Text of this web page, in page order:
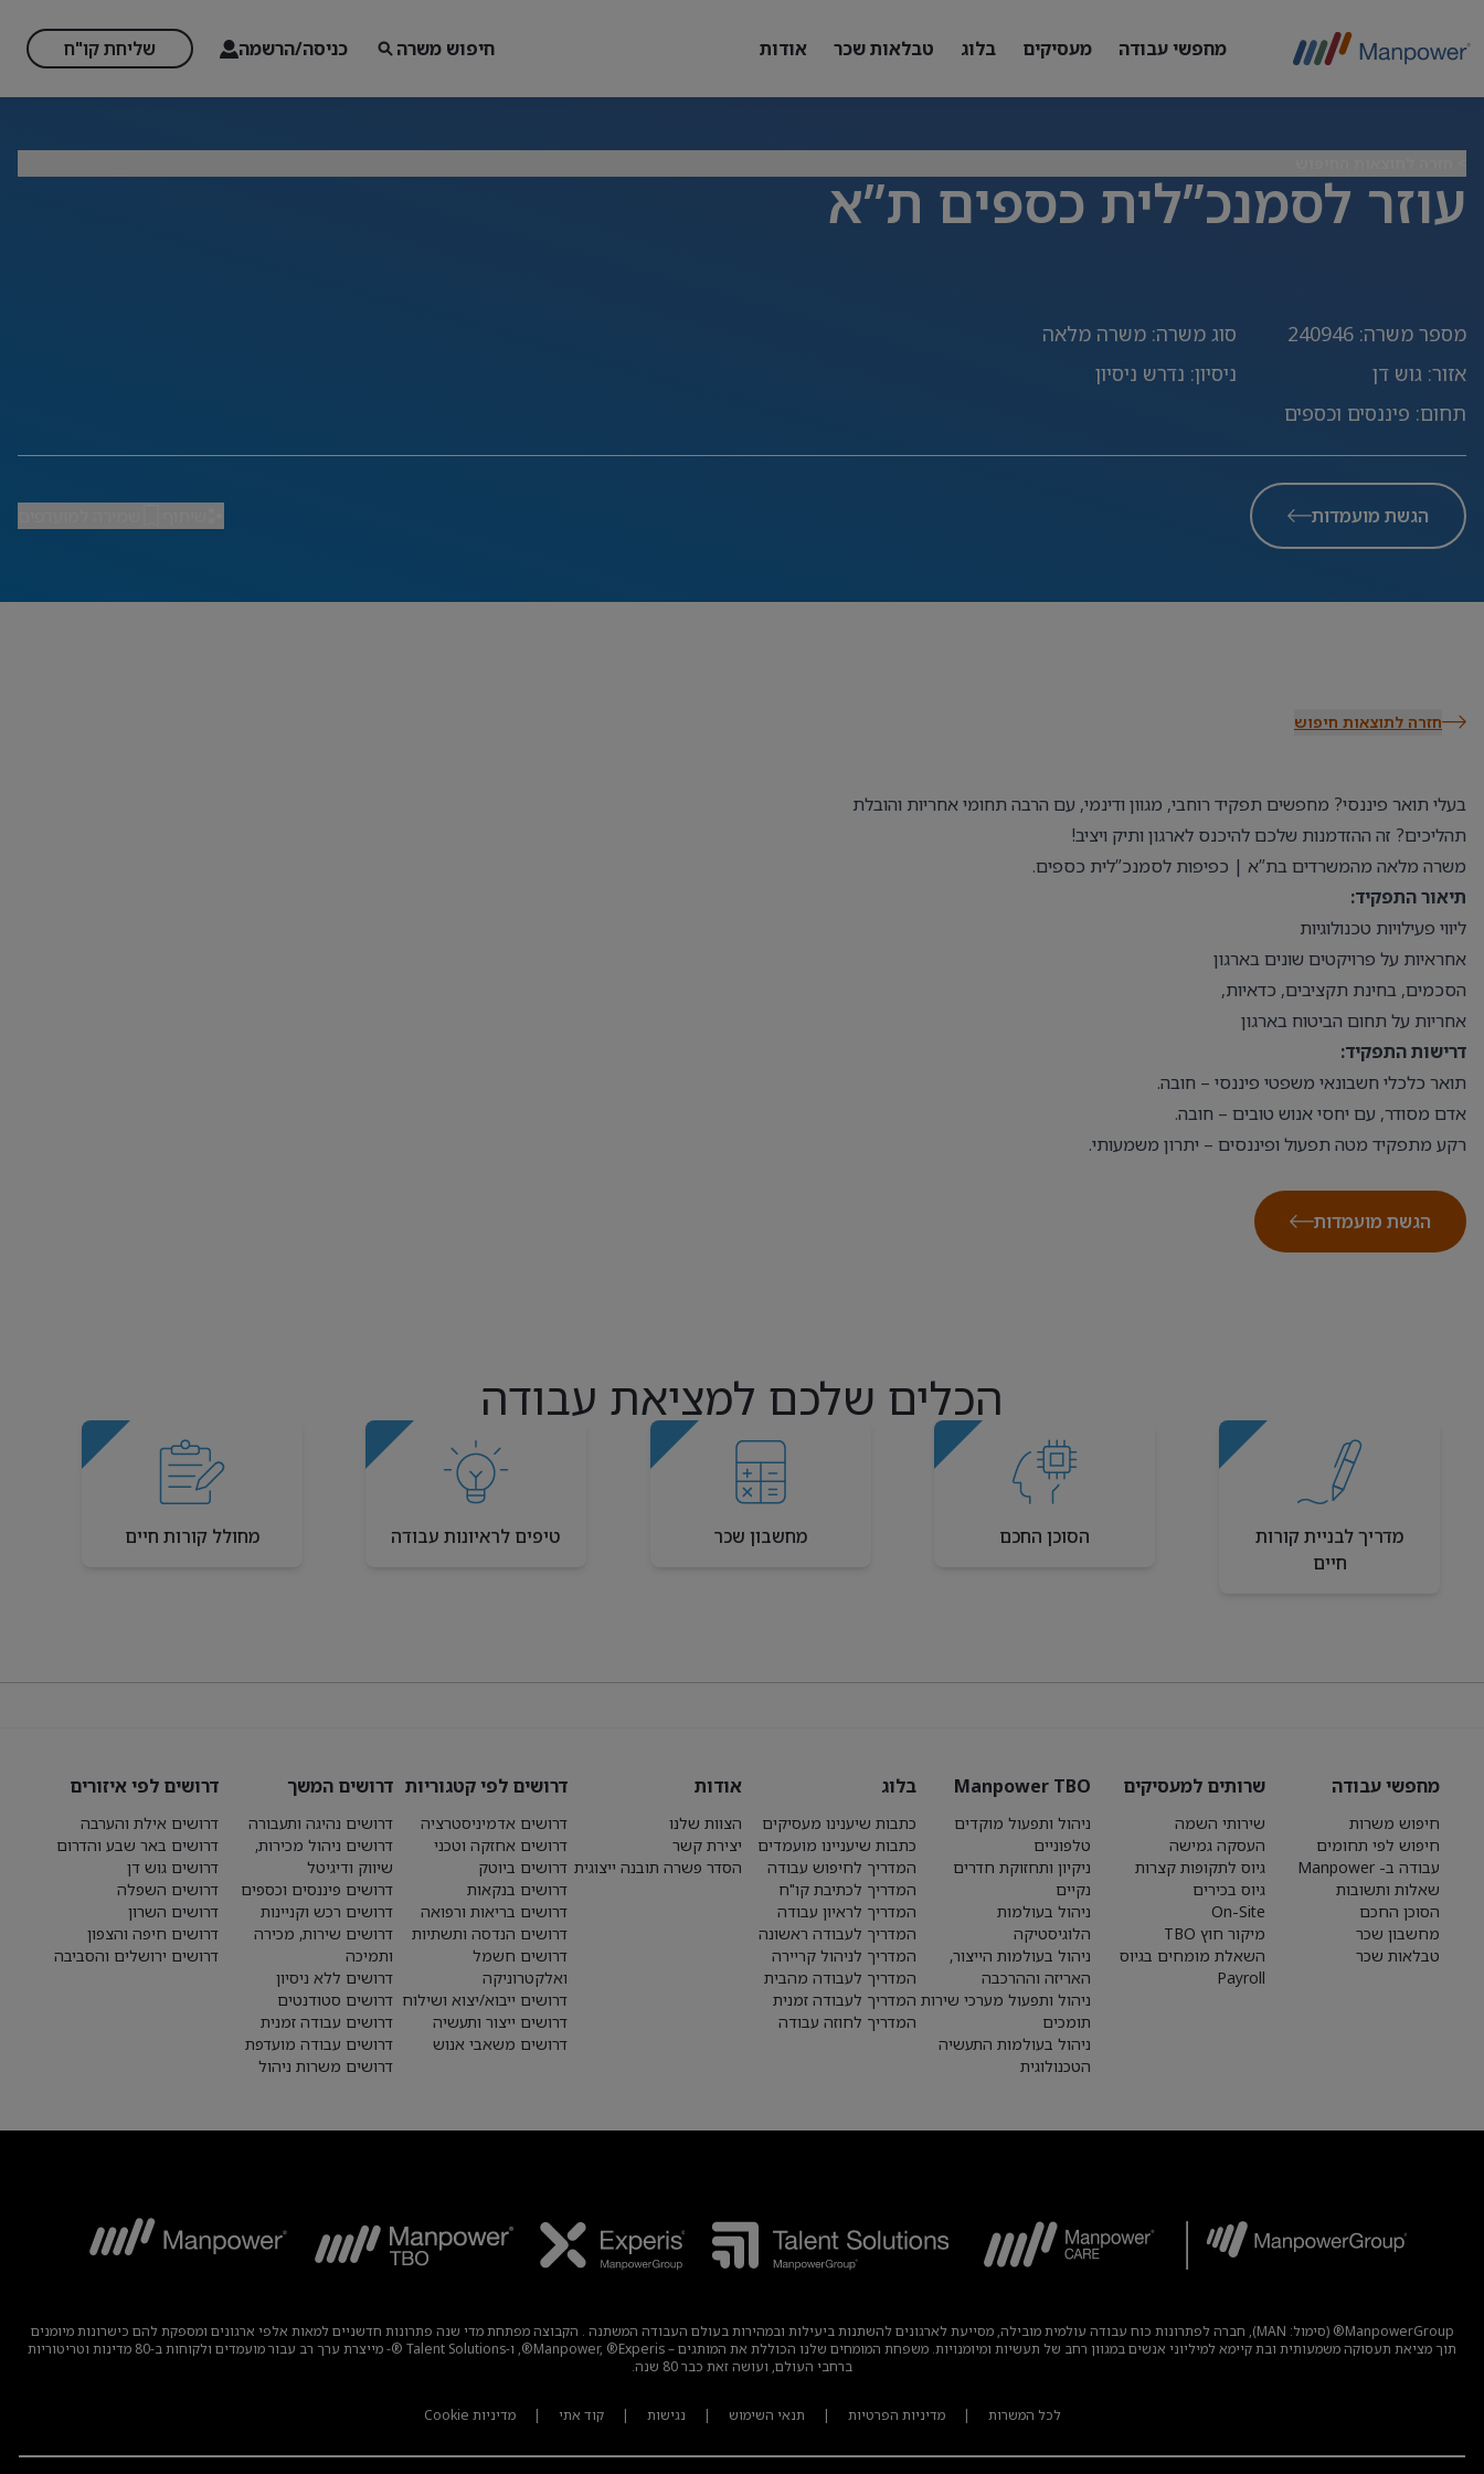
מחפשי עבודה מעסיקים בלוג טבלאות שכר אודות חיפוש משרה כניסה/הרשמה שליחת קו"ח
עוזר לסמנכ”לית כספים ת”א
מספר משרה:
240946 סוג משרה: משרה מלאה
אזור: גוש דן ניסיון: נדרש ניסיון
תחום: פיננסים וכספים
הגשת מועמדות
חזרה לתוצאות חיפוש
בעלי תואר פיננסי? מחפשים תפקיד רוחבי, מגוון ודינמי, עם הרבה תחומי אחריות והובלת
תהליכים? זה ההזדמנות שלכם להיכנס לארגון ותיק ויציב!
משרה מלאה מהמשרדים בת”א | כפיפות לסמנכ”לית כספים.
תיאור התפקיד:
ליווי פעילויות טכנולוגיות
אחראיות על פרויקטים שונים בארגון
הסכמים, בחינת תקציבים, כדאיות,
אחריות על תחום הביטוח בארגון
דרישות התפקיד:
תואר כלכלי חשבונאי משפטי פיננסי – חובה.
אדם מסודר, עם יחסי אנוש טובים – חובה.
רקע מתפקיד מטה תפעול ופיננסים – יתרון משמעותי.
הגשת מועמדות
הכלים שלכם למציאת עבודה
מדריך לבניית קורות
חיים
הסוכן החכם מחשבון שכר טיפים לראיונות עבודה מחולל קורות חיים
מחפשי עבודה
חיפוש משרות
חיפוש לפי תחומים
עבודה ב- Manpower
שאלות ותשובות
הסוכן החכם
מחשבון שכר
טבלאות שכר
שרותים למעסיקים
שירותי השמה
העסקה גמישה
גיוס לתקופות קצרות
גיוס בכירים
On-Site
מיקור חוץ TBO
השאלת מומחים בגיוס
Payroll
Manpower TBO
ניהול ותפעול מוקדים
טלפוניים
ניקיון ותחזוקת חדרים
נקיים
ניהול בעולמות
הלוגיסטיקה
ניהול בעולמות הייצור,
האריזה וההרכבה
ניהול ותפעול מערכי שירות
תומכים
ניהול בעולמות התעשיה
הטכנולוגית
בלוג
כתבות שיענינו מעסיקים
כתבות שיעניינו מועמדים
המדריך לחיפוש עבודה
המדריך לכתיבת קו"ח
המדריך לראיון עבודה
המדריך לעבודה ראשונה
המדריך לניהול קריירה
המדריך לעבודה מהבית
המדריך לעבודה זמנית
המדריך לחוזה עבודה
אודות
הצוות שלנו
יצירת קשר
הסדר פשרה תובנה ייצוגית
דרושים לפי קטגוריות
דרושים אדמיניסטרציה
דרושים אחזקה וטכני
דרושים ביוטק
דרושים בנקאות
דרושים בריאות ורפואה
דרושים הנדסה ותשתיות
דרושים חשמל
ואלקטרוניקה
דרושים ייבוא/יצוא ושילוח
דרושים ייצור ותעשיה
דרושים משאבי אנוש
דרושים המשך
דרושים נהיגה ותעבורה
דרושים ניהול מכירות,
שיווק ודיגיטל
דרושים פיננסים וכספים
דרושים רכש וקניינות
דרושים שירות, מכירה
ותמיכה
דרושים ללא ניסיון
דרושים סטודנטים
דרושים עבודה זמנית
דרושים עבודה מועדפת
דרושים משרות ניהול
דרושים לפי איזורים
דרושים אילת והערבה
דרושים באר שבע והדרום
דרושים גוש דן
דרושים השפלה
דרושים השרון
דרושים חיפה והצפון
דרושים ירושלים והסביבה
ManpowerGroup® (סימול: MAN), חברה לפתרונות כוח עבודה עולמית מובילה, מסייעת לארגונים להשתנות ביעילות ובמהירות בעולם העבודה המשתנה . הקבוצה מפתחת מדי שנה פתרונות חדשניים למאות אלפי ארגונים ומספקת להם כישרונות מיומנים
תוך מציאת תעסוקה משמעותית ובת קיימא למיליוני אנשים במגוון רחב של תעשיות ומיומנויות. משפחת המומחים שלנו הכוללת את המותגים – Manpower, ®Experis®, ו-Talent Solutions ®- מייצרת ערך רב עבור מועמדים ולקוחות ב-80 מדינות וטריטוריות
ברחבי העולם, ועושה זאת כבר 80 שנה.
לכל המשרות | מדיניות הפרטיות | תנאי השימוש | נגישות | קוד אתי | מדיניות Cookie